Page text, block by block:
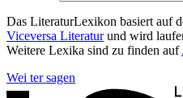
Das LiteraturLexikon basiert auf
Viceversa Literaturund wird
Weitere Lexika sind zu finden auf
Wei ter sagen